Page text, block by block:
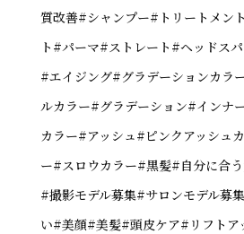
質改善#シャンプー#トリートメン
ト#パーマ#ストレート#ヘッドス
#エイジング#グラデーションカラ
ルカラー#グラデーション#インナ
カラー#アッシュ#ピンクアッシュ
ー#スロウカラー#黒髪#自分に合
#撮影モデル募集#サロンモデル募
い#美顔#美髪#頭皮ケア#リフトア